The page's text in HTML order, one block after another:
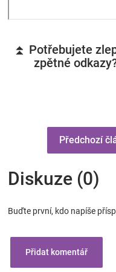
⏫ Potřebujete
zpětné
Předchozí
Diskuze (0)
Buďte první, kdo napíše
Přidat komentář